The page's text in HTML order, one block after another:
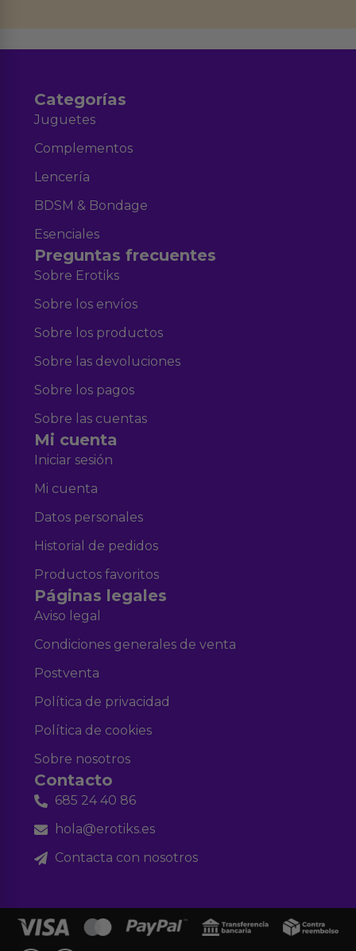
Categorías
Juguetes
Complementos
Lencería
BDSM & Bondage
Esenciales
Preguntas frecuentes
Sobre Erotiks
Sobre los envíos
Sobre los productos
Sobre las devoluciones
Sobre los pagos
Sobre las cuentas
Mi cuenta
Iniciar sesión
Mi cuenta
Datos personales
Historial de pedidos
Productos favoritos
Páginas legales
Aviso legal
Condiciones generales de venta
Postventa
Política de privacidad
Política de cookies
Sobre nosotros
Contacto
685 24 40 86
hola@erotiks.es
Contacta con nosotros